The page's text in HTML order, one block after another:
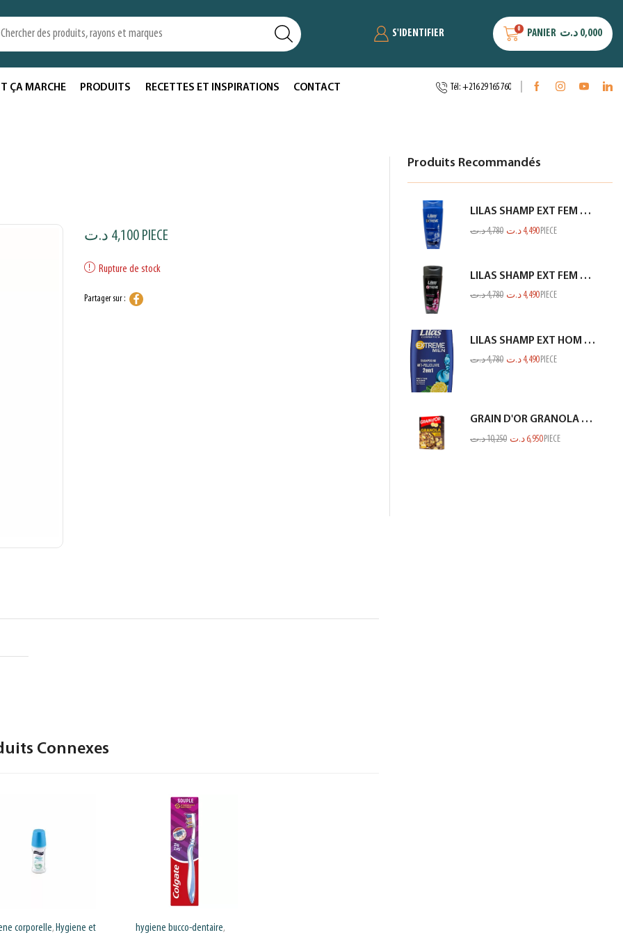
S'IDENTIFIER 0 PANIER 0,000 د.ت
ÇA MARCHE PRODUITS RECETTES ET INSPIRATIONS CONTACT Tél: +216 29 165 760
4,100 د.ت PIECE
Rupture de stock
Partager sur :
Connexes
corporelle, Hygiene et
hygiene bucco-dentaire,
Produits Recommandés
LILAS SHAMP EXT FEM ANTI PELLIC BLEU 350ML
4,780د.ت 4,490 د.ت PIECE
LILAS SHAMP EXT FEM CHEV NOIR 350ML
4,780د.ت 4,490 د.ت PIECE
LILAS SHAMP EXT HOM ANTI PEL CITRON BLEU 350ML
4,780د.ت 4,490 د.ت PIECE
GRAIN D'OR GRANOLA CHOCO BANANE 300GR
10,250د.ت 6,950 د.ت PIECE